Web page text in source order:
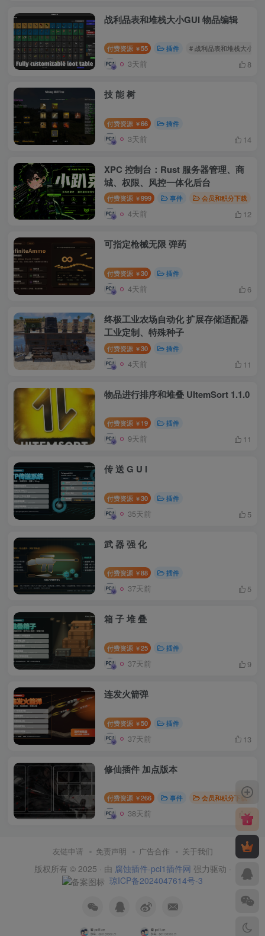
战利品表和堆栈大小GUI 物品编辑
付费资源 ￥55 插件 # 战利品表和堆栈大小GUI
3天前 8
技 能 树
付费资源 ￥66 插件
3天前 14
XPC 控制台：Rust 服务器管理、商
城、权限、风控一体化后台
付费资源 ￥999 事件 会员和积分下载
4天前 12
可指定枪械无限 弹药
付费资源 ￥30 插件
4天前 6
终极工业农场自动化 扩展存储适配器
工业定制、特殊种子
付费资源 ￥30 插件
4天前 11
物品进行排序和堆叠 UItemSort 1.1.0
付费资源 ￥ 19 插件
9天前 11
传 送 G U I
付费资源 ￥30 插件
35天前 5
武 器 强 化
付费资源 ￥88 插件
37天前 5
箱 子 堆 叠
付费资源 ￥25 插件
37天前 9
连发火箭弹
付费资源 ￥50 插件
37天前 13
修仙插件 加点版本
付费资源 ￥266 事件 会员和积分下载
38天前 7
友链申请 免责声明 广告合作 关于我们
版权所有 © 2025 · 由 腐蚀插件-pci1插件网 强力驱动 ·
琼ICP备2024047614号-3